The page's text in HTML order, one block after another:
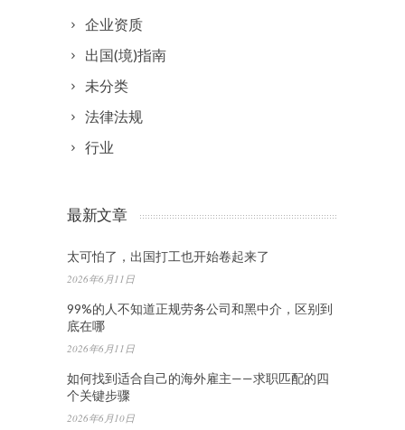
企业资质
出国(境)指南
未分类
法律法规
行业
最新文章
太可怕了，出国打工也开始卷起来了
2026年6月11日
99%的人不知道正规劳务公司和黑中介，区别到
底在哪
2026年6月11日
如何找到适合自己的海外雇主——求职匹配的四
个关键步骤
2026年6月10日